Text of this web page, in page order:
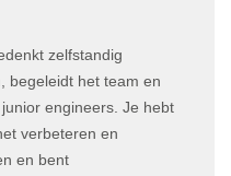
zelfstandig
begeleidt het team en
engineers. Je hebt
verbeteren en
en bent